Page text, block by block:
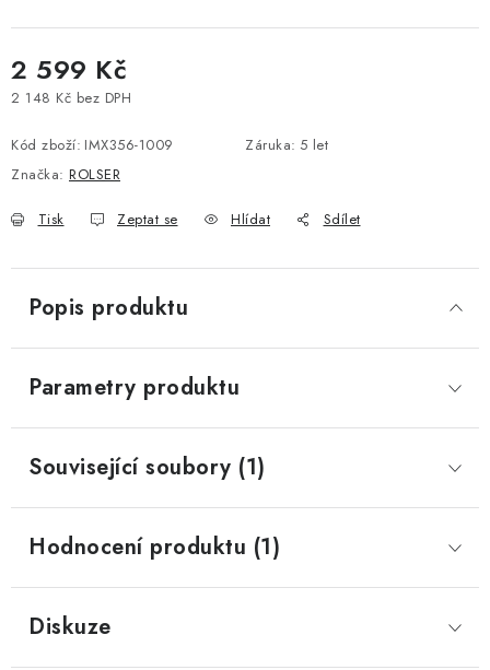
2 599 Kč
2 148 Kč bez DPH
Kód zboží: IMX356-1009 Záruka: 5 let
Značka: ROLSER
Tisk Zeptat se Hlídat Sdílet
Popis produktu
Parametry produktu
Související soubory (1)
Hodnocení produktu (1)
Diskuze